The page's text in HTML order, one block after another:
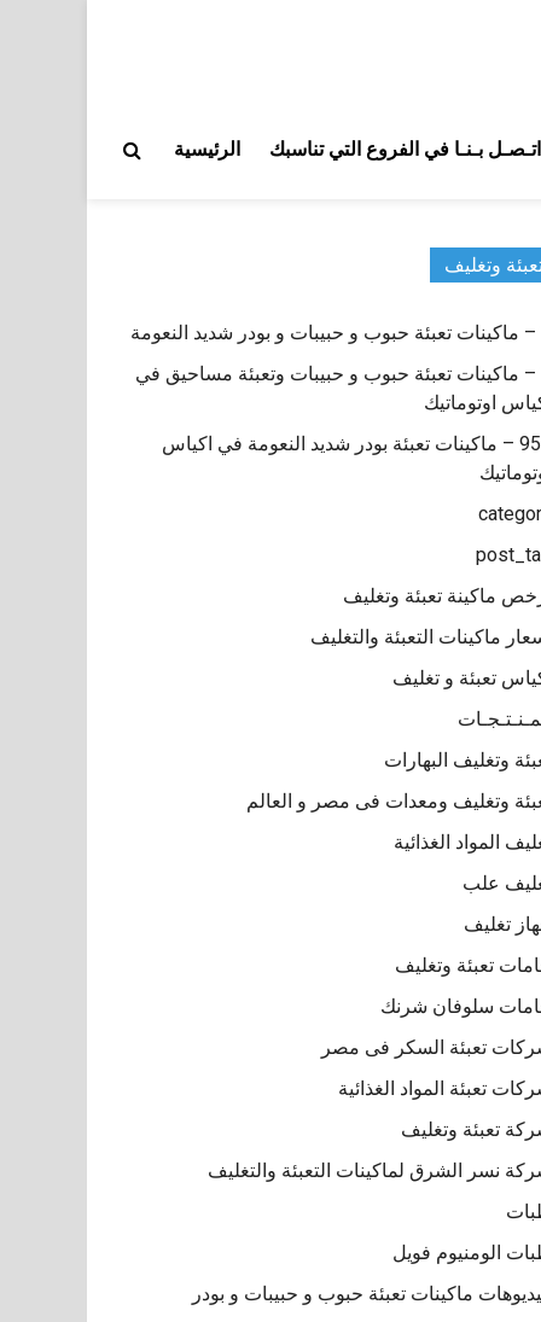
اتـصـل بـنـا في الفروع التي تناسبك الرئيسية
وتغليف
9 – ماكينات تعبئة حبوب و حبيبات وتعبئة مساحيق في
اوتوماتيك
950 – ماكينات تعبئة بودر شديد النعومة في اكياس
ماكينة تعبئة وتغليف
ماكينات التعبئة والتغليف
تعبئة و تغليف
وتغليف البهارات
وتغليف ومعدات فى مصر و العالم
المواد الغذائية
علب
تغليف
تعبئة وتغليف
سلوفان شرنك
تعبئة السكر فى مصر
تعبئة المواد الغذائية
تعبئة وتغليف
نسر الشرق لماكينات التعبئة والتغليف
الومنيوم فويل
ماكينات تعبئة حبوب و حبيبات و بودر